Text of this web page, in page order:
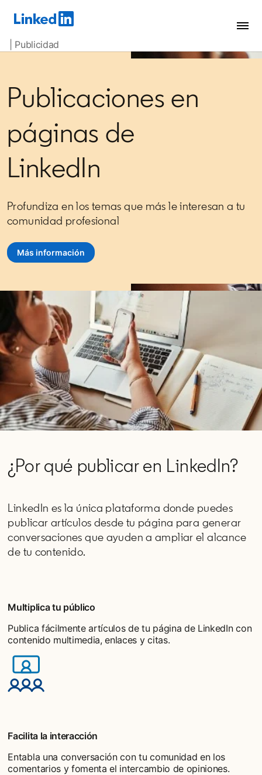
| Publicidad
Publicaciones en
páginas de
LinkedIn
Profundiza en los temas que más le interesan a tu
comunidad profesional
Más informaciónopens in a new tab
¿Por qué publicar en LinkedIn?
LinkedIn es la única plataforma donde puedes
publicar artículos desde tu página para generar
conversaciones que ayuden a ampliar el alcance
de tu contenido.
Multiplica tu público
Publica fácilmente artículos de tu página de LinkedIn con
contenido multimedia, enlaces y citas.
Facilita la interacción
Entabla una conversación con tu comunidad en los
comentarios y fomenta el intercambio de opiniones.